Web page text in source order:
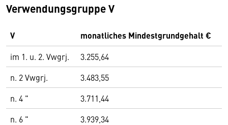
Verwendungsgruppe V
V monatliches Mindestgrundgehalt €
im 1. u. 2. Vwgrj.
3.255,64
n. 2 Vwgrj.
3.483,55
n. 4 "
3.711,44
n. 6 "
3.939,34